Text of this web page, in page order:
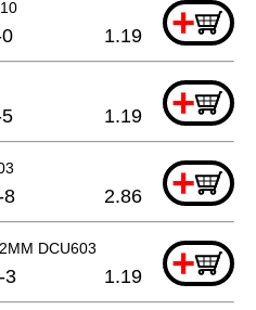
+
1.19
+
1.19
+
8 2.86
DCU603 +
3 1.19